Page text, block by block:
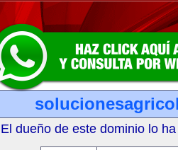
El dueño de este dominio lo